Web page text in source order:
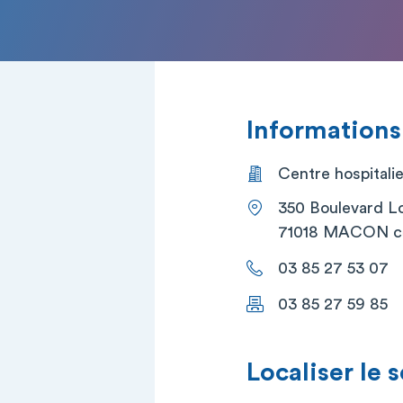
Centre
350 Boulevard
71018 MACON
03 85 27 53 07
03 85 27 59 85
Localiser le